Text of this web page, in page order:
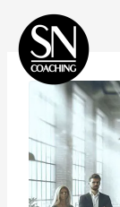
contenu